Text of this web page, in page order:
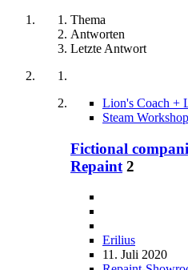
Thema
Antworten
Letzte Antwort
Lion's Coach +
Steam Workshop
Fictional
Repaint 2
Erilius
11. Juli 2020